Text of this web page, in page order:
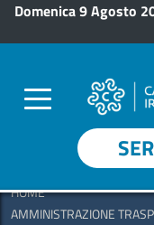
Salta al contenuto
Domenica 9 Agosto
HOME
AMMINISTRAZIONE